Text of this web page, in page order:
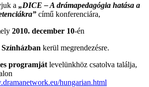
a „DICE – A drámapedagógia hatása a
című konferenciára,
2010. december 10-én
kerül megrendezésre.
programját levelünkhöz csatolva találja,
hungarian.html